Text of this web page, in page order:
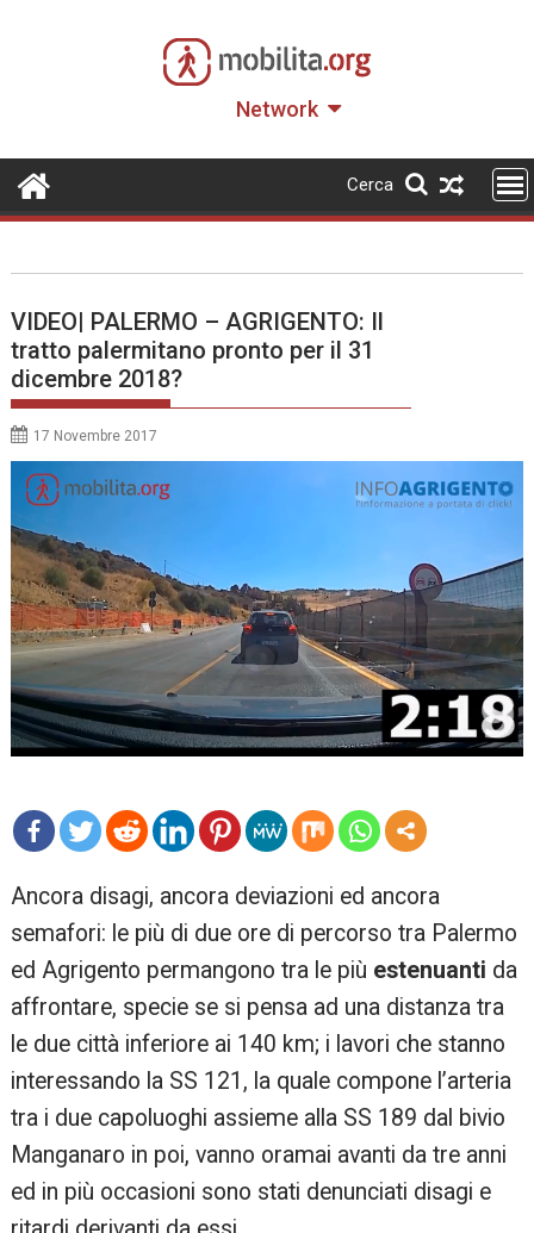
Network
Cerca
VIDEO| PALERMO – AGRIGENTO: Il
tratto palermitano pronto per il 31
dicembre 2018?
17 Novembre 2017
re
Ancora disagi, ancora deviazioni ed ancora
semafori: le più di due ore di percorso tra Palermo
ed Agrigento permangono tra le più estenuanti da
affrontare, specie se si pensa ad una distanza tra
le due città inferiore ai 140 km; i lavori che stanno
interessando la SS 121, la quale compone l’arteria
tra i due capoluoghi assieme alla SS 189 dal bivio
Manganaro in poi, vanno oramai avanti da tre anni
ed in più occasioni sono stati denunciati disagi e